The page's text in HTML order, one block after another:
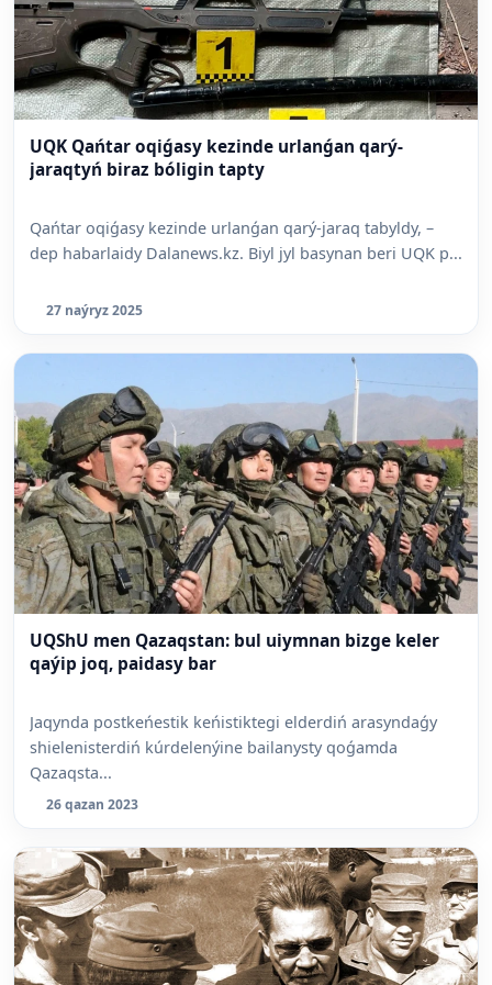
UQK Qańtar oqiǵasy kezinde urlanǵan qarý-
jaraqtyń biraz bóligin tapty
Qańtar oqiǵasy kezinde urlanǵan qarý-jaraq tabyldy, –
dep habarlaidy Dalanews.kz. Biyl jyl basynan beri UQK p...
27 naýryz 2025
UQShU men Qazaqstan: bul uiymnan bizge keler
qaýip joq, paidasy bar
Jaqynda postkeńestik keńistiktegi elderdiń arasyndaǵy
shielenisterdiń kúrdelenýine bailanysty qoǵamda
Qazaqsta...
26 qazan 2023